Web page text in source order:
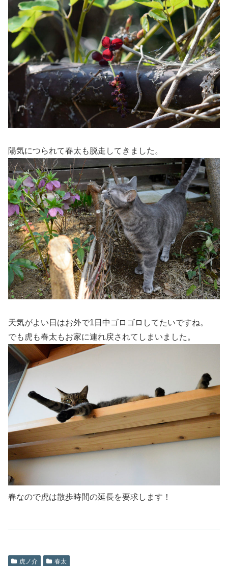
陽気につられて春太も脱走してきました。
天気がよい日はお外で1日中ゴロゴロしてたいですね。
でも虎も春太もお家に連れ戻されてしまいました。
春なので虎は散歩時間の延長を要求します！​
虎ノ介 春太